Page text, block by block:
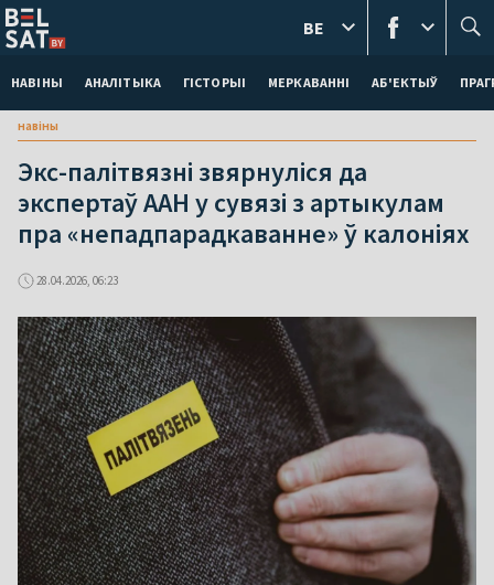
НАВІНЫ АНАЛІТЫКА ГІСТОРЫІ МЕРКАВАННI АБ'ЕКТЫЎ
BE
навіны
Экс-палітвязні звярнуліся да
экспертаў ААН у сувязі з артыкулам
пра «непадпарадкаванне» ў калоніях
28.04.2026, 06:23